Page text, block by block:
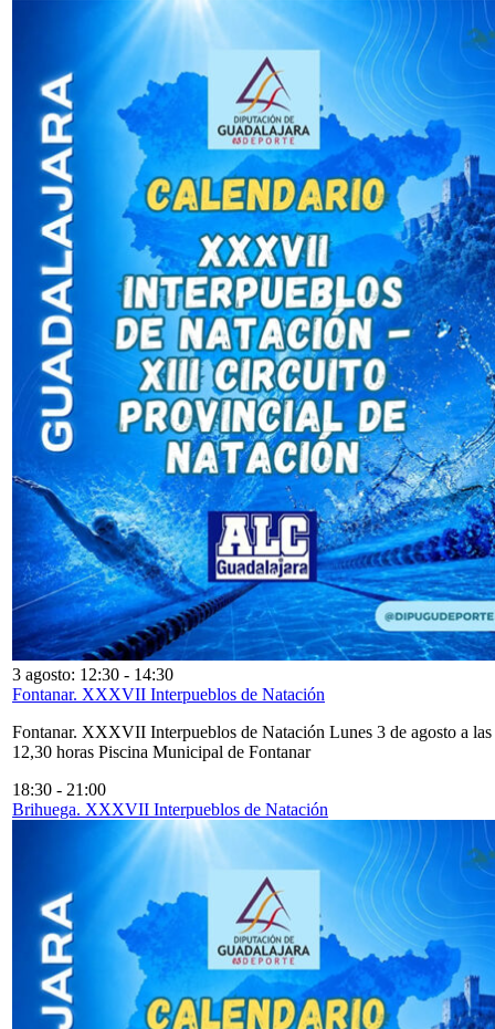
3 agosto: 12:30 - 14:30
Fontanar. XXXVII Interpueblos de Natación
Fontanar. XXXVII Interpueblos de Natación Lunes 3 de agosto a las
12,30 horas Piscina Municipal de Fontanar
18:30 - 21:00
Brihuega. XXXVII Interpueblos de Natación